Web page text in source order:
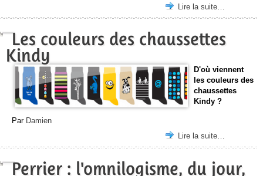
Lire la suite…
Les couleurs des chaussettes
Kindy
D'où viennent
les couleurs des
chaussettes
Kindy ?
Par Damien
Lire la suite…
Perrier : l'omnilogisme, du jour,